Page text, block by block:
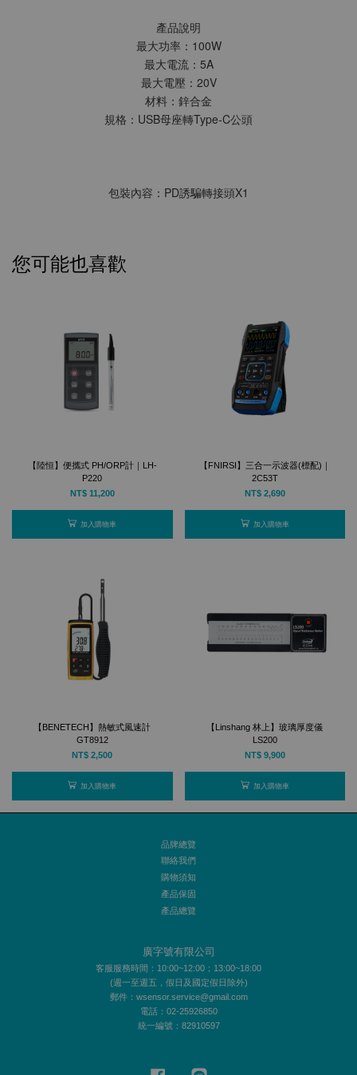
產品說明
最大功率：100W
最大電流：5A
最大電壓：20V
材料：鋅合金
規格：USB母座轉Type-C公頭
包裝內容：PD誘騙轉接頭X1
您可能也喜歡
【陸恒】便攜式 PH/ORP計｜LH-
P220
NT$ 11,200
加入購物車
【FNIRSI】三合一示波器(標配)｜
2C53T
NT$ 2,690
加入購物車
【BENETECH】熱敏式風速計
GT8912
NT$ 2,500
加入購物車
【Linshang 林上】玻璃厚度儀
LS200
NT$ 9,900
加入購物車
品牌總覽
聯絡我們
購物須知
產品保固
產品總覽
廣字號有限公司
客服服務時間：10:00~12:00；13:00~18:00
(週一至週五，假日及國定假日除外)
郵件：wsensor.service@gmail.com
電話：02-25926850
統一編號：82910597
Facebook